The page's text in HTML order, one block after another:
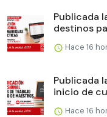
Publicada
destinos
Hace 16
Publicada
inicio de
Hace 16